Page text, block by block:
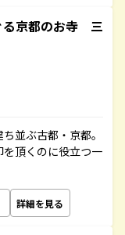
京都のお寺 三
並ぶ古都・京都。
頂くのに役立つ一
詳細を見る